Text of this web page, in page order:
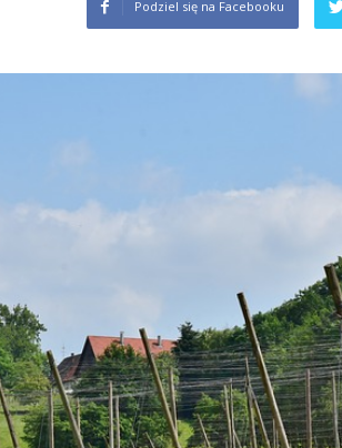
Podziel się na Facebooku